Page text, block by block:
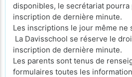
disponibles, le secrétariat pourra
inscription de dernière minute.
Les inscriptions le jour même ne
La Davisschool se réserve le
inscription de dernière minute.
Les parents sont tenus de
formulaires toutes les